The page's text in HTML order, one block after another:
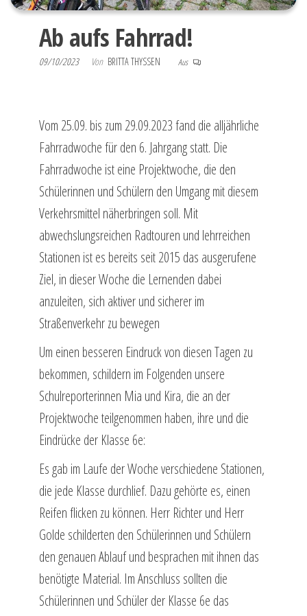
Ab aufs Fahrrad!
09/10/2023 Von BRITTA THYSSEN Aus
Vom 25.09. bis zum 29.09.2023 fand die alljährliche
Fahrradwoche für den 6. Jahrgang statt. Die
Fahrradwoche ist eine Projektwoche, die den
Schülerinnen und Schülern den Umgang mit diesem
Verkehrsmittel näherbringen soll. Mit
abwechslungsreichen Radtouren und lehrreichen
Stationen ist es bereits seit 2015 das ausgerufene
Ziel, in dieser Woche die Lernenden dabei
anzuleiten, sich aktiver und sicherer im
Straßenverkehr zu bewegen
Um einen besseren Eindruck von diesen Tagen zu
bekommen, schildern im Folgenden unsere
Schulreporterinnen Mia und Kira, die an der
Projektwoche teilgenommen haben, ihre und die
Eindrücke der Klasse 6e:
Es gab im Laufe der Woche verschiedene Stationen,
die jede Klasse durchlief. Dazu gehörte es, einen
Reifen flicken zu können. Herr Richter und Herr
Golde schilderten den Schülerinnen und Schülern
den genauen Ablauf und besprachen mit ihnen das
benötigte Material. Im Anschluss sollten die
Schülerinnen und Schüler der Klasse 6e das